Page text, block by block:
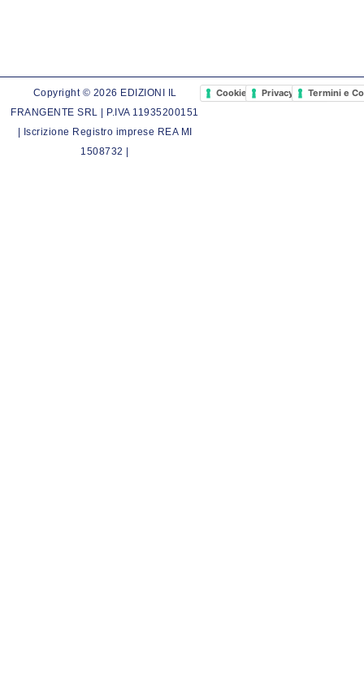
Copyright © 2026 EDIZIONI IL
FRANGENTE SRL | P.IVA 11935200151
| Iscrizione Registro imprese REA MI
1508732 |
Cookie PolicyPrivacy PolicyTermini e